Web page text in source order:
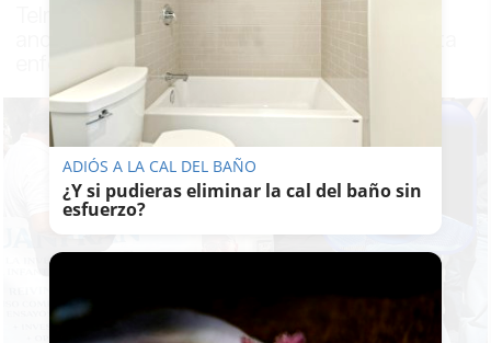
Telmo, sede de la Presidencia del Gobierno
andaluz, reclamando investigación para esta
enfermedad
ADIÓS A LA CAL DEL BAÑO
¿Y si pudieras eliminar la cal del baño sin
esfuerzo?